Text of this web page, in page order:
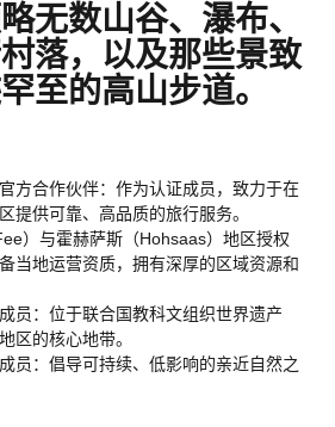
无数山谷、瀑布、
落，以及那些景致
至的高山步道。
方合作伙伴：作为认证成员，致力于在
提供可靠、高品质的旅行服务。
）与霍赫萨斯（Hohsaas）地区授权
当地运营资质，拥有深厚的区域资源和
员：位于联合国教科文组织世界遗产
的核心地带。
员：倡导可持续、低影响的亲近自然之